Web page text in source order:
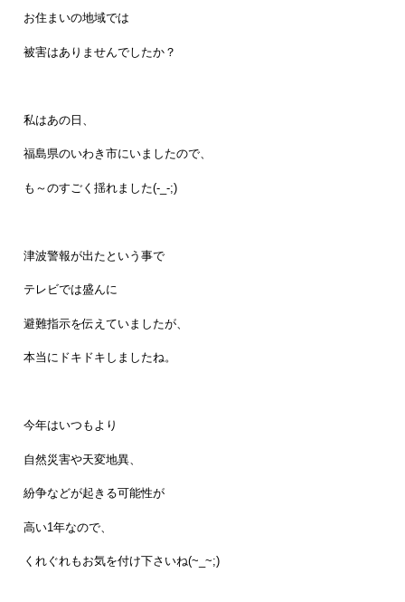
お住まいの地域では
被害はありませんでしたか？
私はあの日、
福島県のいわき市にいましたので、
も～のすごく揺れました(-_-;)
津波警報が出たという事で
テレビでは盛んに
避難指示を伝えていましたが、
本当にドキドキしましたね。
今年はいつもより
自然災害や天変地異、
紛争などが起きる可能性が
高い1年なので、
くれぐれもお気を付け下さいね(~_~;)